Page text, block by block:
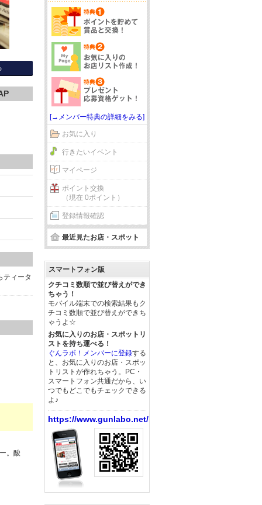
ティータ
。酸
[→メンバー特典の詳細をみる]
お気に入り
行きたいイベント
マイページ
ポイント交換
（現在 0ポイント）
登録情報確認
最近見たお店・スポット
スマートフォン版
クチコミ数順で並び替えができ
ちゃう！
モバイル端末での検索結果もク
チコミ数順で並び替えができち
ゃうよ☆
お気に入りのお店・スポットリ
ストを持ち運べる！
ぐんラボ！メンバーに登録する
と、お気に入りのお店・スポッ
トリストが作れちゃう。PC・
スマートフォン共通だから、い
つでもどこでもチェックできる
よ♪
https://www.gunlabo.net/